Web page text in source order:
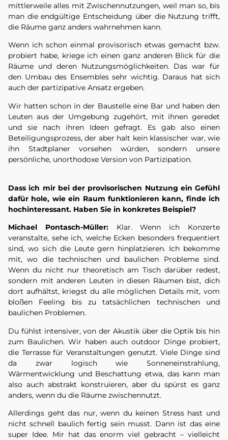
mittlerweile alles mit Zwischennutzungen, weil man so, bis
man die endgültige Entscheidung über die Nutzung trifft,
die Räume ganz anders wahrnehmen kann.
Wenn ich schon einmal provisorisch etwas gemacht bzw.
probiert habe, kriege ich einen ganz anderen Blick für die
Räume und deren Nutzungsmöglichkeiten. Das war für
den Umbau des Ensembles sehr wichtig. Daraus hat sich
auch der partizipative Ansatz ergeben.
Wir hatten schon in der Baustelle eine Bar und haben den
Leuten aus der Umgebung zugehört, mit ihnen geredet
und sie nach ihren Ideen gefragt. Es gab also einen
Beteiligungsprozess, der aber halt kein klassischer war, wie
ihn Stadtplaner vorsehen würden, sondern unsere
persönliche, unorthodoxe Version von Partizipation.
Dass ich mir bei der provisorischen Nutzung ein Gefühl
dafür hole, wie ein Raum funktionieren kann, finde ich
hochinteressant. Haben Sie in konkretes Beispiel?
Michael Pontasch-Müller:Klar. Wenn ich Konzerte
veranstalte, sehe ich, welche Ecken besonders frequentiert
sind, wo sich die Leute gern hinplatzieren. Ich bekomme
mit, wo die technischen und baulichen Probleme sind.
Wenn du nicht nur theoretisch am Tisch darüber redest,
sondern mit anderen Leuten in diesen Räumen bist, dich
dort aufhältst, kriegst du alle möglichen Details mit, vom
bloßen Feeling bis zu tatsächlichen technischen und
baulichen Problemen.
Du fühlst intensiver, von der Akustik über die Optik bis hin
zum Baulichen. Wir haben auch outdoor Dinge probiert,
die Terrasse für Veranstaltungen genutzt. Viele Dinge sind
da zwar logisch wie Sonneneinstrahlung,
Wärmentwicklung und Beschattung etwa, das kann man
also auch abstrakt konstruieren, aber du spürst es ganz
anders, wenn du die Räume zwischennutzt.
Allerdings geht das nur, wenn du keinen Stress hast und
nicht schnell baulich fertig sein musst. Dann ist das eine
super Idee. Mir hat das enorm viel gebracht – vielleicht